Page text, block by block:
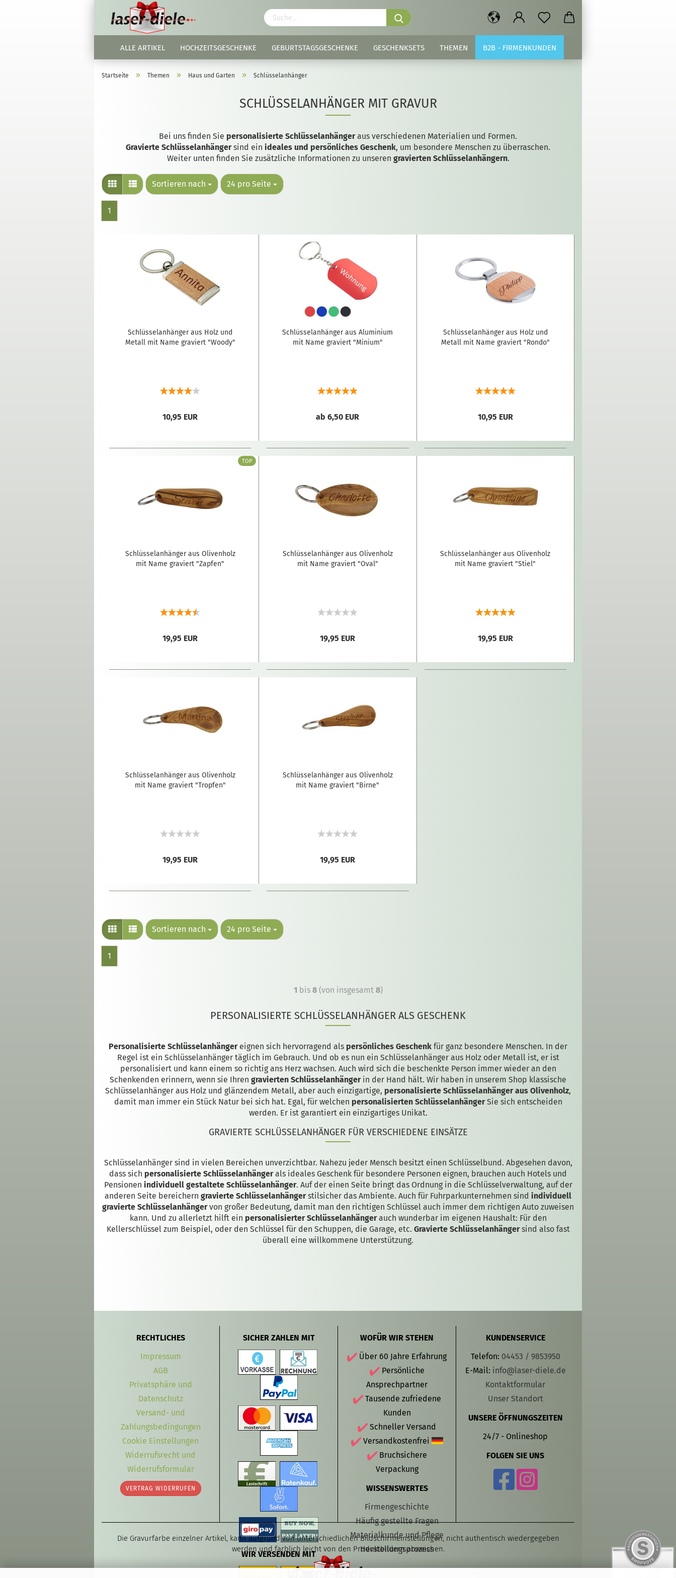
ALLE ARTIKEL HOCHZEITSGESCHENKE GEBURTSTAGSGESCHENKE GESCHENKSETS THEMEN B2B - FIRMENKUNDEN
Startseite » Themen » Haus und Garten » Schlüsselanhänger
SCHLÜSSELANHÄNGER MIT GRAVUR
Bei uns finden Sie personalisierte Schlüsselanhängeraus verschiedenen Materialien und Formen.
Gravierte Schlüsselanhängersind ein ideales und persönliches Geschenk, um besondere Menschen zu überraschen.
Weiter unten finden Sie zusätzliche Informationen zu unseren gravierten Schlüsselanhängern.
Sortieren nach 24 pro Seite
1
Schlüsselanhänger aus Holz und
Metall mit Name graviert "Woody"
10,95 EUR
Schlüsselanhänger aus Aluminium
mit Name graviert "Minium"
ab 6,50 EUR
Schlüsselanhänger aus Holz und
Metall mit Name graviert "Rondo"
10,95 EUR
TOP
Schlüsselanhänger aus Olivenholz
mit Name graviert "Zapfen"
19,95 EUR
Schlüsselanhänger aus Olivenholz
mit Name graviert "Oval"
19,95 EUR
Schlüsselanhänger aus Olivenholz
mit Name graviert "Stiel"
19,95 EUR
Schlüsselanhänger aus Olivenholz
mit Name graviert "Tropfen"
19,95 EUR
Schlüsselanhänger aus Olivenholz
mit Name graviert "Birne"
19,95 EUR
Sortieren nach 24 pro Seite
1
1 bis 8(von insgesamt 8)
PERSONALISIERTE SCHLÜSSELANHÄNGER ALS GESCHENK
Personalisierte Schlüsselanhängereignen sich hervorragend als persönliches Geschenk für ganz besondere Menschen. In der
Regel ist ein Schlüsselanhänger täglich im Gebrauch. Und ob es nun ein Schlüsselanhänger aus Holz oder Metall ist, er ist
personalisiert und kann einem so richtig ans Herz wachsen. Auch wird sich die beschenkte Person immer wieder an den
Schenkenden erinnern, wenn sie Ihren gravierten Schlüsselanhängerin der Hand hält. Wir haben in unserem Shop klassische
Schlüsselanhänger aus Holz und glänzendem Metall, aber auch einzigartige, personalisierte Schlüsselanhänger aus Olivenholz,
damit man immer ein Stück Natur bei sich hat. Egal, für welchen personalisierten SchlüsselanhängerSie sich entscheiden
werden. Er ist garantiert ein einzigartiges Unikat.
GRAVIERTE SCHLÜSSELANHÄNGER FÜR VERSCHIEDENE EINSÄTZE
Schlüsselanhänger sind in vielen Bereichen unverzichtbar. Nahezu jeder Mensch besitzt einen Schlüsselbund. Abgesehen davon,
dass sich personalisierte Schlüsselanhängerals ideales Geschenk für besondere Personen eignen, brauchen auch Hotels und
Pensionen individuell gestaltete Schlüsselanhänger. Auf der einen Seite bringt das Ordnung in die Schlüsselverwaltung, auf der
anderen Seite bereichern gravierte Schlüsselanhängerstilsicher das Ambiente. Auch für Fuhrparkunternehmen sind individuell
gravierte Schlüsselanhängervon großer Bedeutung, damit man den richtigen Schlüssel auch immer dem richtigen Auto zuweisen
kann. Und zu allerletzt hilft ein personalisierter Schlüsselanhängerauch wunderbar im eigenen Haushalt: Für den
Kellerschlüssel zum Beispiel, oder den Schlüssel für den Schuppen, die Garage, etc. Gravierte Schlüsselanhängersind also fast
überall eine willkommene Unterstützung.
RECHTLICHES
Impressum
AGB
Privatsphäre und
Datenschutz
Versand- und
Zahlungsbedingungen
Cookie Einstellungen
Widerrufsrecht und
Widerrufsformular
VERTRAG WIDERRUFEN
SICHER ZAHLEN MIT
WIR VERSENDEN MIT
WOFÜR WIR STEHEN
Über 60 Jahre Erfahrung
Persönliche
Ansprechpartner
Tausende zufriedene
Kunden
Schneller Versand
Versandkostenfrei
Bruchsichere
Verpackung
WISSENSWERTES
Firmengeschichte
Häufig gestellte Fragen
Materialkunde und Pflege
Herstellungsprozess
KUNDENSERVICE
Telefon: 04453 / 9853950
E-Mail: info@laser-diele.de
Kontaktformular
Unser Standort
UNSERE ÖFFNUNGSZEITEN
24/7 - Onlineshop
FOLGEN SIE UNS
Die Gravurfarbe einzelner Artikel, kann aufgrund von unterschiedlichen Bildschirmeinstellungen, nicht authentisch wiedergegeben
werden und farblich leicht von den Produktbildern abweichen.